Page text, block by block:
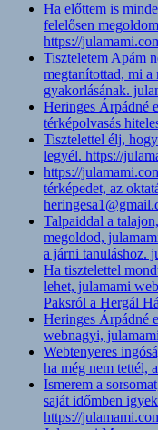
Ha előttem is
felelősen
https://
Tiszteletem Apám
megtanítottad, mi a
gyakorlásának.
Heringes Árpádné
térképolvasás
Tisztelettel élj,
legyél. https://
https://
térképedet, az
Talpaiddal a
megoldod,
a járni tanuláshoz.
Ha tisztelettel
lehet, julamami
Paksról a Hergál
Heringes Árpádné
webnagyi,
Webtenyeres
ha még nem tettél,
Ismerem a
saját időmben
https://